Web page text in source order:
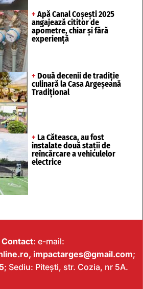
+ Apă Canal Coșești 2025
angajează cititor de
apometre, chiar și fără
experiență
+ Două decenii de tradiție
culinară la Casa Argeșeană
Tradițional
+ La Căteasca, au fost
instalate două stații de
reîncărcare a vehiculelor
electrice
Contact: e-mail:
impactarges@gmail.com;
; Sediu: Pitești, str. Cozia, nr 5A.